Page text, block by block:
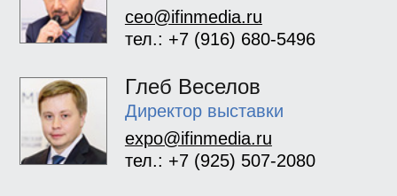
ceo@ifinmedia.ru
тел.: +7 (916) 680-5496
Глеб Веселов
Директор выставки
expo@ifinmedia.ru
тел.: +7 (925) 507-2080